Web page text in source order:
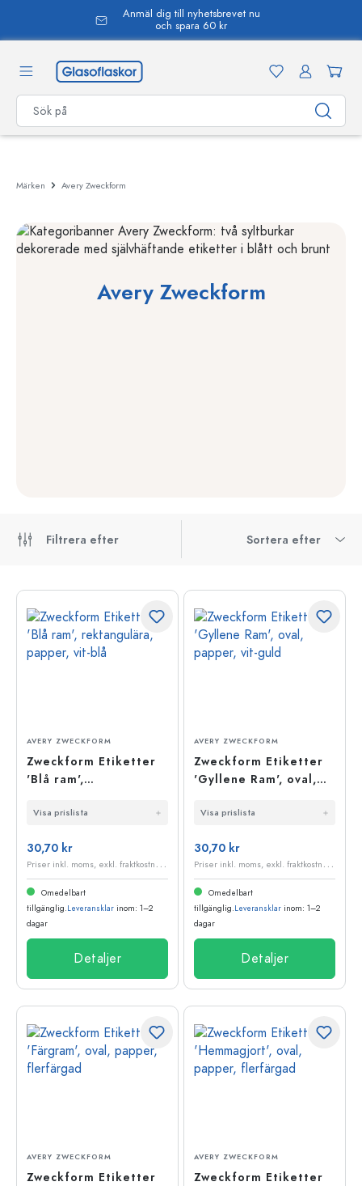
Anmäl dig till nyhetsbrevet nu
och spara 60 kr
Märken Avery Zweckform
Avery Zweckform
Filtrera efter Sortera efter
AVERY ZWECKFORM
Zweckform Etiketter
'Blå ram',
vit-blå
Visa prislista
30,70 kr
P
riser inkl. moms, exkl. fraktkostnader
Omedelbart
tillgänglig.Leveransklar inom: 1–2
dagar
Detaljer
AVERY ZWECKFORM
Zweckform Etiketter
'Gyllene Ram', oval,
Visa prislista
30,70 kr
P
riser inkl. moms, exkl. fraktkostnader
Omedelbart
tillgänglig.Leveransklar inom: 1–2
dagar
Detaljer
AVERY ZWECKFORM
Zweckform Etiketter
AVERY ZWECKFORM
Zweckform Etiketter